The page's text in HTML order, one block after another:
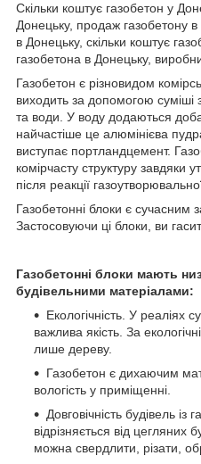
Скільки коштує газобетон у
Донецьку, продаж газобетону в
в Донецьку, скільки коштує
газобетона в Донецьку,
Газобетон є різновидом
виходить за допомогою суміші
та води. У воду додаються
найчастіше це алюмінієва
виступає портландцемент.
комірчасту структуру
після реакції
Газобетонні блоки є сучасним
Застосовуючи ці блоки, ви
Газобетонні блоки мають
будівельними матеріалами:
Екологічність. У реаліях
важлива якість. За
лише дереву.
Газобетон є дихаючим
вологість у приміщенні.
Довговічність будівель із
відрізняється від цегляних
можна свердлити, різати,